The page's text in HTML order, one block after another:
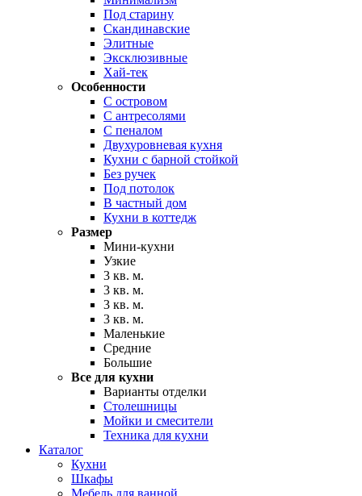
Под старину
Скандинавские
Элитные
Эксклюзивные
Хай-тек
Особенности
С островом
С антресолями
С пеналом
Двухуровневая кухня
Кухни с барной стойкой
Без ручек
Под потолок
В частный дом
Кухни в коттедж
Размер
Мини-кухни
Узкие
3 кв. м.
3 кв. м.
3 кв. м.
3 кв. м.
Маленькие
Средние
Большие
Все для кухни
Варианты отделки
Столешницы
Мойки и смесители
Техника для кухни
Каталог
Кухни
Шкафы
Мебель для ванной